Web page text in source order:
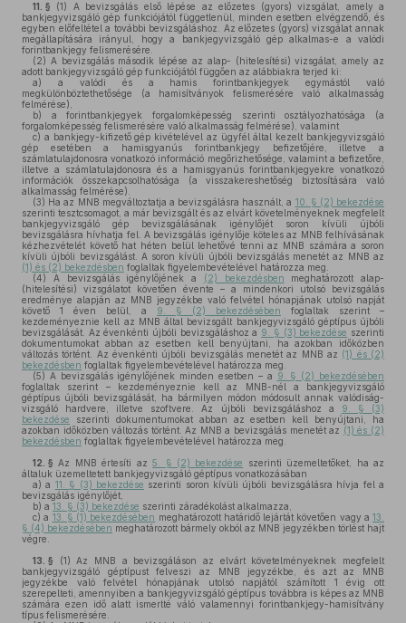
11. § (1)
A bevizsgálás első lépése az előzetes (gyors) vizsgálat, amely a
bankjegyvizsgáló gép funkciójától függetlenül, minden esetben elvégzendő, és
egyben előfeltétel a további bevizsgáláshoz. Az előzetes (gyors) vizsgálat annak
megállapítására irányul, hogy a bankjegyvizsgáló gép alkalmas-e a valódi
forintbankjegy felismerésére.
(2) A bevizsgálás második lépése az alap- (hitelesítési) vizsgálat, amely az
adott bankjegyvizsgáló gép funkciójától függően az alábbiakra terjed ki:
a) a valódi és a hamis forintbankjegyek egymástól való
megkülönböztethetősége (a hamisítványok felismerésére való alkalmasság
felmérése),
b) a forintbankjegyek forgalomképesség szerinti osztályozhatósága (a
forgalomképesség felismerésére való alkalmasság felmérése), valamint
c) a bankjegy-kifizető gép kivételével az ügyfél által kezelt bankjegyvizsgáló
gép esetében a hamisgyanús forintbankjegy befizetőjére, illetve a
számlatulajdonosra vonatkozó információ megőrizhetősége, valamint a befizetőre,
illetve a számlatulajdonosra és a hamisgyanús forintbankjegyekre vonatkozó
információk összekapcsolhatósága (a visszakereshetőség biztosítására való
alkalmasság felmérése).
(3) Ha az MNB megváltoztatja a bevizsgálásra használt, a 10. § (2) bekezdése
szerinti tesztcsomagot, a már bevizsgált és az elvárt követelményeknek megfelelt
bankjegyvizsgáló gép bevizsgálásának igénylőjét soron kívüli újbóli
bevizsgálásra hívhatja fel. A bevizsgálás igénylője köteles az MNB felhívásának
kézhezvételét követő hat héten belül lehetővé tenni az MNB számára a soron
kívüli újbóli bevizsgálást. A soron kívüli újbóli bevizsgálás menetét az MNB az
(1) és (2) bekezdésben foglaltak figyelembevételével határozza meg.
(4) A bevizsgálás igénylőjének a (2) bekezdésben meghatározott alap-
(hitelesítési) vizsgálatot követően évente – a mindenkori utolsó bevizsgálás
eredménye alapján az MNB jegyzékbe való felvétel hónapjának utolsó napját
követő 1 éven belül, a 9. § (2) bekezdésében foglaltak szerint –
kezdeményeznie kell az MNB által bevizsgált bankjegyvizsgáló géptípus újbóli
bevizsgálását. Az évenkénti újbóli bevizsgáláshoz a 9. § (3) bekezdése szerinti
dokumentumokat abban az esetben kell benyújtani, ha azokban időközben
változás történt. Az évenkénti újbóli bevizsgálás menetét az MNB az (1) és (2)
bekezdésben foglaltak figyelembevételével határozza meg.
(5) A bevizsgálás igénylőjének minden esetben – a 9. § (2) bekezdésében
foglaltak szerint – kezdeményeznie kell az MNB-nél a bankjegyvizsgáló
géptípus újbóli bevizsgálását, ha bármilyen módon módosult annak valódiság-
vizsgáló hardvere, illetve szoftvere. Az újbóli bevizsgáláshoz a 9. § (3)
bekezdése szerinti dokumentumokat abban az esetben kell benyújtani, ha
azokban időközben változás történt. Az MNB a bevizsgálás menetét az (1) és (2)
bekezdésben foglaltak figyelembevételével határozza meg.
12. § Az MNB értesíti az5. § (2) bekezdése
szerinti üzemeltetőket, ha az
általuk üzemeltetett bankjegyvizsgáló géptípus vonatkozásában
a) a 11. § (3) bekezdése szerinti soron kívüli újbóli bevizsgálásra hívja fel a
bevizsgálás igénylőjét,
b) a 13. § (3) bekezdése szerinti záradékolást alkalmazza,
c) a 13. § (1) bekezdésében meghatározott határidő lejártát követően vagy a 13.
§ (4) bekezdésében meghatározott bármely okból az MNB jegyzékben törlést hajt
végre.
13. § (1) Az MNB a bevizsgáláson az elvárt követelményeknek megfelelt
bankjegyvizsgáló géptípust felveszi az MNB jegyzékbe, és azt az MNB
jegyzékbe való felvétel hónapjának utolsó napjától számított 1 évig ott
szerepelteti, amennyiben a bankjegyvizsgáló géptípus továbbra is képes az MNB
számára ezen idő alatt ismertté váló valamennyi forintbankjegy-hamisítvány
típus felismerésére.